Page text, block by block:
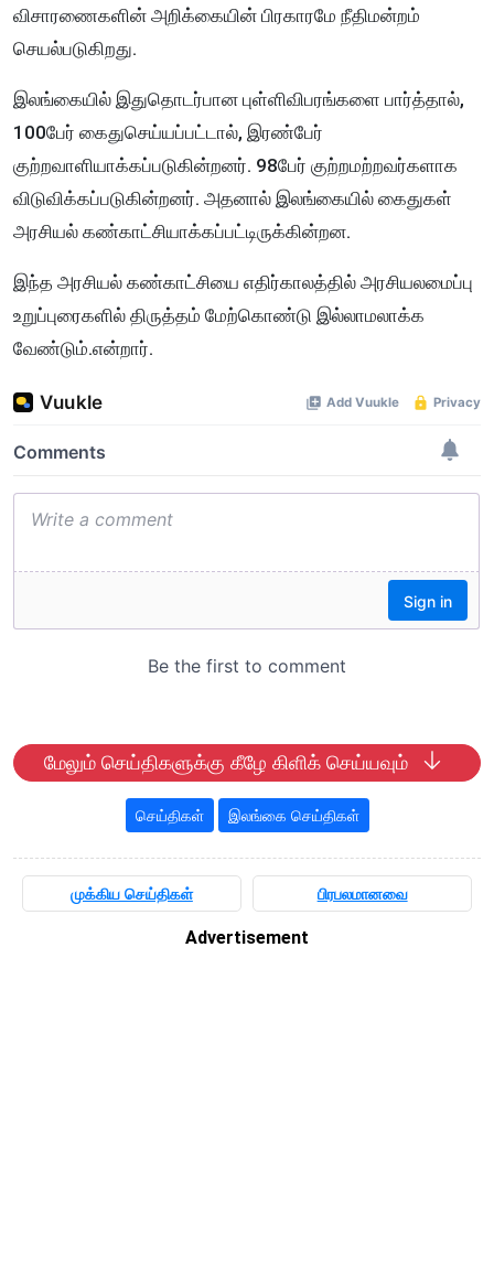
விசாரணைகளின் அறிக்கையின் பிரகாரமே நீதிமன்றம்
செயல்படுகிறது.
இலங்கையில் இதுதொடர்பான புள்ளிவிபரங்களை பார்த்தால்,
100பேர் கைதுசெய்யப்பட்டால், இரண்பேர்
குற்றவாளியாக்கப்படுகின்றனர். 98பேர் குற்றமற்றவர்களாக
விடுவிக்கப்படுகின்றனர். அதனால் இலங்கையில் கைதுகள்
அரசியல் கண்காட்சியாக்கப்பட்டிருக்கின்றன.
இந்த அரசியல் கண்காட்சியை எதிர்காலத்தில் அரசியலமைப்பு
உறுப்புரைகளில் திருத்தம் மேற்கொண்டு இல்லாமலாக்க
வேண்டும்.என்றார்.
மேலும் செய்திகளுக்கு கீழே கிளிக் செய்யவும்
செய்திகள் இலங்கை செய்திகள்
முக்கிய செய்திகள் பிரபலமானவை
Advertisement